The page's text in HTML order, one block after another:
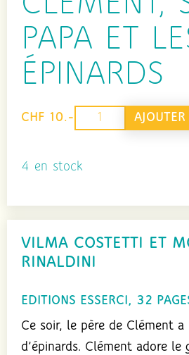
PAPA ET
ÉPINARDS
CHF 10.-
4 en stock
quantité
Clément,
et
les
épinards
VILMA COSTETTI ET
RINALDINI
EDITIONS ESSERCI, 32
Ce soir, le père de Clément
d’épinards. Clément adore le